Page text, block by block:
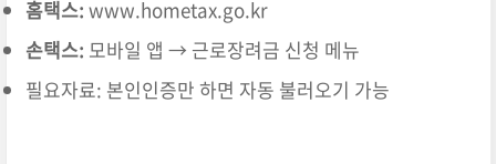
홈택스: www.hometax.go.kr
손택스: 모바일 앱 → 근로장려금 신청 메뉴
필요자료: 본인인증만 하면 자동 불러오기 가능